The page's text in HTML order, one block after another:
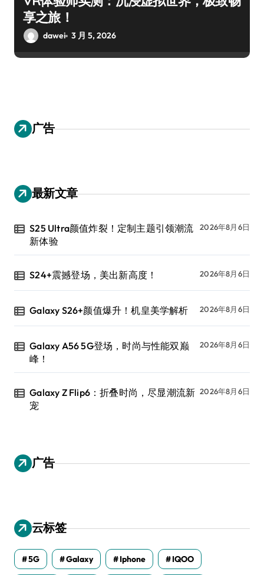
享之旅！
dawei 3 月 5, 2026
广告
最新文章
S25 Ultra颜值炸裂！定制主题引领潮流
新体验
2026年8月6日
S24+震撼登场，美出新高度！ 2026年8月6日
Galaxy S26+颜值爆升！机皇美学解析 2026年8月6日
Galaxy A56 5G登场，时尚与性能双巅
峰！
2026年8月6日
Galaxy Z Flip6：折叠时尚，尽显潮流新
宠
2026年8月6日
广告
云标签
5G Galaxy Iphone IQOO